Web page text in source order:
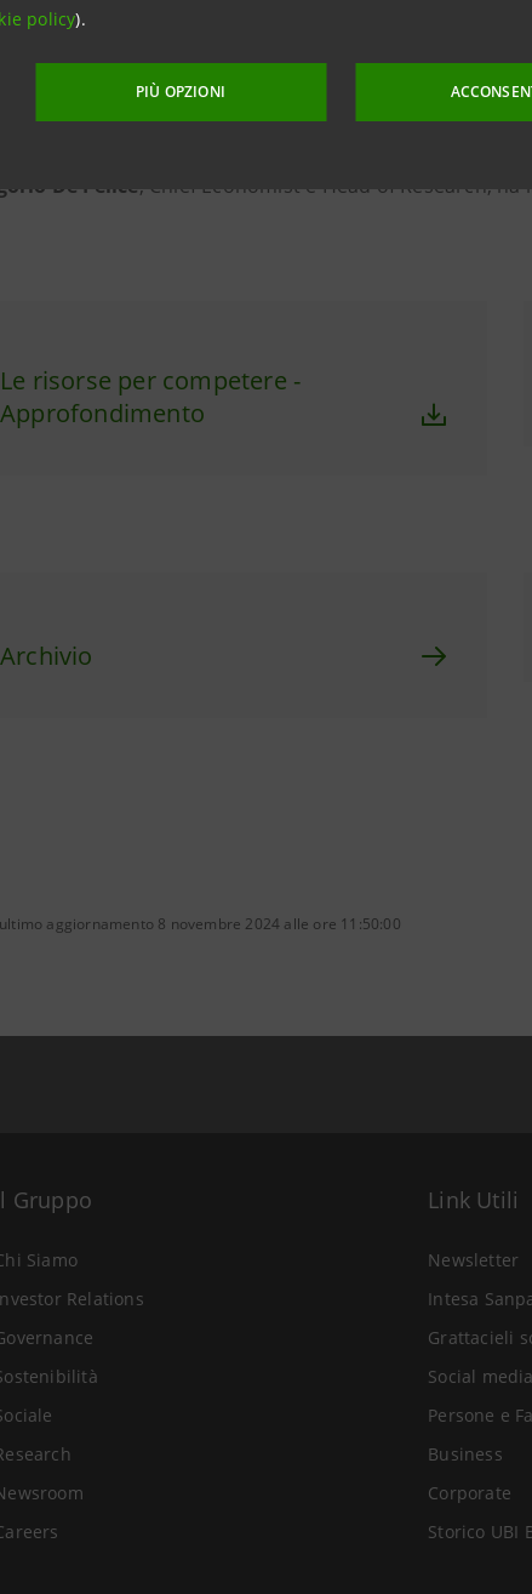
policy).
PIÙ OPZIONI
di Prometeia, hanno
De Felice, Chief Economist e Head of Research,
Le risorse per competere -
Approfondimento
Archivio
aggiornamento 8 novembre 2024 alle ore 11:50:00
Gruppo
Siamo
Relations
Link Utili
Newsletter
Intesa
Grattacieli
Social media
Persone e
Business
Corporate
Storico UBI